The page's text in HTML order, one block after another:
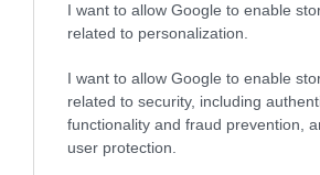
I want to allow Google to enable
related to personalization.
I want to allow Google to enable
related to security, including
functionality and fraud prevention,
user protection.